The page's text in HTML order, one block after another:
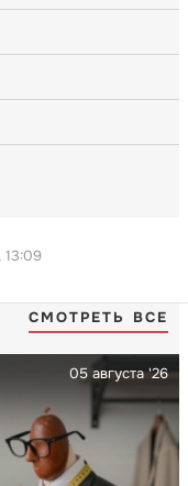
13:09
СМОТРЕТЬ ВСЕ
05 августа '26